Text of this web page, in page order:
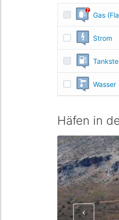
Gas
Strom
Wasser
Häfen in